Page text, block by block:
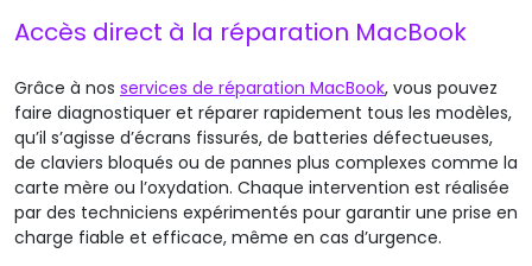
Accès direct à la réparation MacBook
Grâce à nos services de réparation MacBook, vous pouvez
faire diagnostiquer et réparer rapidement tous les modèles,
qu’il s’agisse d’écrans fissurés, de batteries défectueuses,
de claviers bloqués ou de pannes plus complexes comme la
carte mère ou l’oxydation. Chaque intervention est réalisée
par des techniciens expérimentés pour garantir une prise en
charge fiable et efficace, même en cas d’urgence.